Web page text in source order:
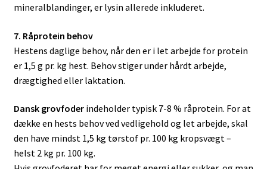
mineralblandinger, er lysin allerede inkluderet.
7. Råprotein behov
Hestens daglige behov, når den er i let arbejde for protein
er 1,5 g pr. kg hest. Behov stiger under hårdt arbejde,
drægtighed eller laktation.
Dansk grovfoderindeholder typisk 7-8 % råprotein. For at
dække en hests behov ved vedligehold og let arbejde, skal
den have mindst 1,5 kg tørstof pr. 100 kg kropsvægt –
helst 2 kg pr. 100 kg.